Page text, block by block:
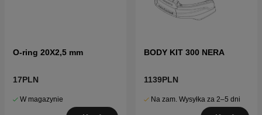
O-ring 20X2,5 mm
17PLN
W magazynie
BODY KIT 300 NERA
1139PLN
Na zam. Wysyłka za 2–5 dni